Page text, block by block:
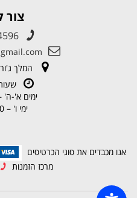
צור
המלך ג'ורג' 27,
ימים א'-ה' – 08:30-
ימי ו' – 08:30-15:00
אנו מכבדים את סוגי הכרטיסים
מרכז הזמנות